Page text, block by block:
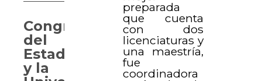
preparada
que cuenta
con dos
licenciaturas y
una maestría,
fue
coordinadora
Congreso
del
Estado
y la